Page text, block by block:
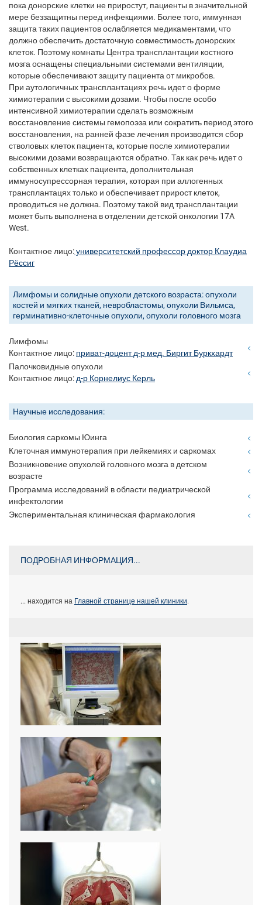
пока донорские клетки не приростут, пациенты в значительной
мере беззащитны перед инфекциями. Более того, иммунная
защита таких пациентов ослабляется медикаментами, что
должно обеспечить достаточную совместимость донорских
клеток. Поэтому комнаты Центра трансплантации костного
мозга оснащены специальными системами вентиляции,
которые обеспечивают защиту пациента от микробов.
При аутологичных трансплантациях речь идет о форме
химиотерапии с высокими дозами. Чтобы после особо
интенсивной химиотерапии сделать возможным
восстановление системы гемопоэза или сократить период этого
восстановления, на ранней фазе лечения производится сбор
стволовых клеток пациента, которые после химиотерапии
высокими дозами возвращаются обратно. Так как речь идет о
собственных клетках пациента, дополнительная
иммуносупрессорная терапия, которая при аллогенных
трансплантацях только и обеспечивает прирост клеток,
проводиться не должна. Поэтому такой вид трансплантации
может быть выполнена в отделении детской онкологии 17A
West.
Контактное лицо:университетский профессор доктор Клаудиа
Рёссиг
Лимфомы и солидные опухоли детского возраста: опухоли
костей и мягких тканей, невробластомы, опухоли Вильмса,
герминативно-клеточные опухоли, опухоли головного мозга
Лимфомы
Контактное лицо: приват-доцент д-р мед. Биргит Буркхардт
Палочковидные опухоли
Контактное лицо: д-р Корнелиус Керль
Научные исследования:
Биология саркомы Юинга
Клеточная иммунотерапия при лейкемиях и саркомах
Возникновение опухолей головного мозга в детском
возрасте
Программа исследований в области педиатрической
инфектологии
Экспериментальная клиническая фармакология
ПОДРОБНАЯ ИНФОРМАЦИЯ...
... находится на Главной странице нашей клиники.